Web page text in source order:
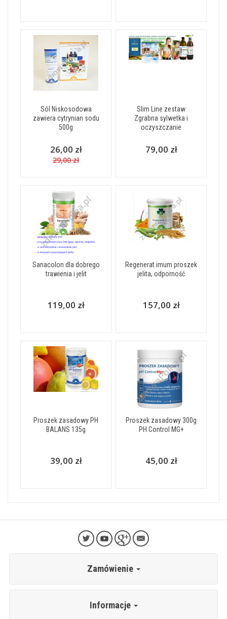
Sól Niskosodowa
zawiera cytrynian sodu
500g
26,00 zł
29,00 zł
Slim Line zestaw
Zgrabna sylwetka i
oczyszczanie
79,00 zł
Sanacolon dla dobrego
trawienia i jelit
119,00 zł
Regenerat imum proszek
jelita, odporność
157,00 zł
Proszek zasadowy PH
BALANS 135g
39,00 zł
Proszek zasadowy 300g
PH Control MG+
45,00 zł
Zamówienie
Informacje